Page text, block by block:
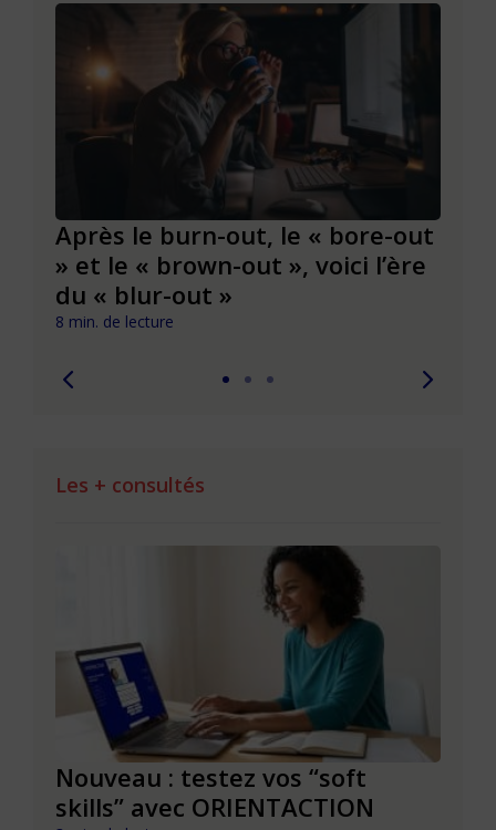
Après le burn-out, le « bore-out
» et le « brown-out », voici l’ère
du « blur-out »
8 min. de lecture
Les + consultés
Nouveau : testez vos “soft
skills” avec ORIENTACTION